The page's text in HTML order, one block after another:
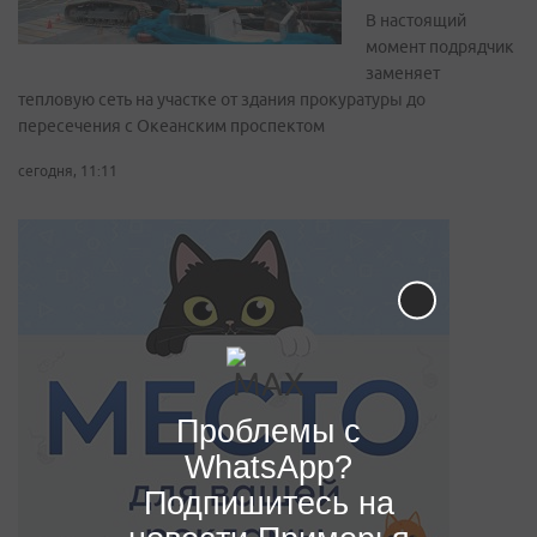
В настоящий
момент подрядчик
заменяет
тепловую сеть на участке от здания прокуратуры до
пересечения с Океанским проспектом
сегодня, 11:11
Проблемы с
WhatsApp?
Подпишитесь на